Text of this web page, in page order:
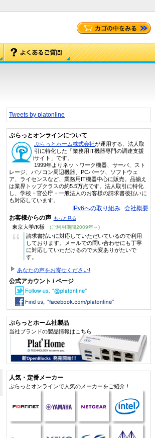
Tweets by platonline
ぷらっとオンラインについて
ぷらっとホーム株式会社が運用する、法人取
引に特化した「業務用IT機器専門の調達支援
サイト」です。
1999年よりネットワーク機器、サーバ、スト
レージ、パソコン周辺機器、PCパーツ、ソフトウェ
ア、ライセンスなど、業務用IT機器中心に販売。品揃え
は業界トップクラスの約5.5万点です。法人取引に特化
し、学校・官公庁・一般法人のお客様の請求書後払いに
も対応しています。
IPv6への取り組み 会社概要
お客様からの声 もっと見る
東京大学/K様 (ご利用期間2009年～)
“
請求書払いに対応していただいているので利用
しております。メールでの問い合わせにも丁寧
に対応していただけるので大変ありがたいで
す。
あなたの声をお寄せください!
公式アカウント / ページ
ぷらっとホーム社製品
当社ブランドの製品情報はこちら
人気・定番メーカー
ぷらっとオンラインで人気のメーカーをご紹介！